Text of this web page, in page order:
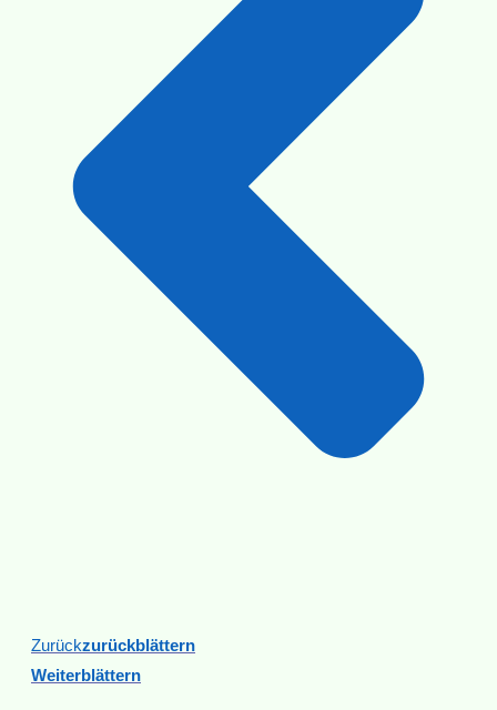
ZurückZurückblättern
Weiterblättern